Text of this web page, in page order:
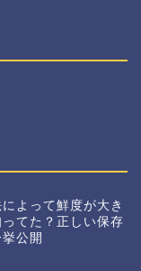
よって鮮度が大き
てた？正しい保存
公開